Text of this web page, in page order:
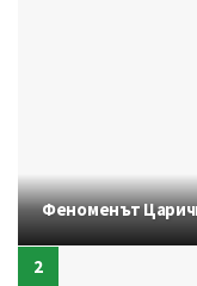
Феноменът